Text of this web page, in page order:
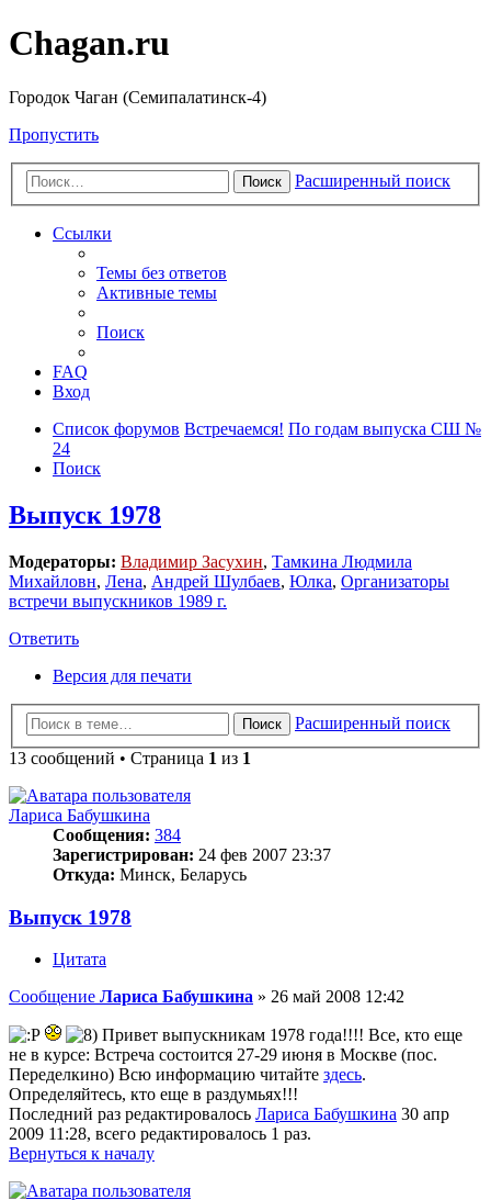
Chagan.ru
Городок Чаган (Семипалатинск-4)
Пропустить
Поиск Расширенный поиск
Ссылки
Темы без ответов
Активные темы
Поиск
FAQ
Вход
Список форумов Встречаемся! По годам выпуска СШ №
24
Поиск
Выпуск 1978
Модераторы: Владимир Засухин, Тамкина Людмила
Михайловн, Лена, Андрей Шулбаев, Юлка, Организаторы
встречи выпускников 1989 г.
Ответить
Версия для печати
Поиск
Расширенный поиск
13 сообщений • Страница 1 из 1
Лариса Бабушкина
Сообщения: 384
Зарегистрирован: 24 фев 2007 23:37
Откуда: Минск, Беларусь
Выпуск 1978
Цитата
Сообщение Лариса Бабушкина » 26 май 2008 12:42
Привет выпускникам 1978 года!!!! Все, кто еще
не в курсе: Встреча состоится 27-29 июня в Москве (пос.
Переделкино) Всю информацию читайте здесь.
Определяйтесь, кто еще в раздумьях!!!
Последний раз редактировалось Лариса Бабушкина 30 апр
2009 11:28, всего редактировалось 1 раз.
Вернуться к началу